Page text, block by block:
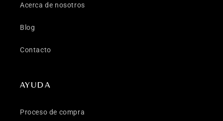
Acerca de nosotros
Blog
Contacto
AYUDA
Proceso de compra